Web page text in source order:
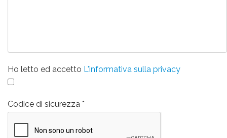
Ho letto ed accetto L'informativa sulla privacy
Codice di sicurezza